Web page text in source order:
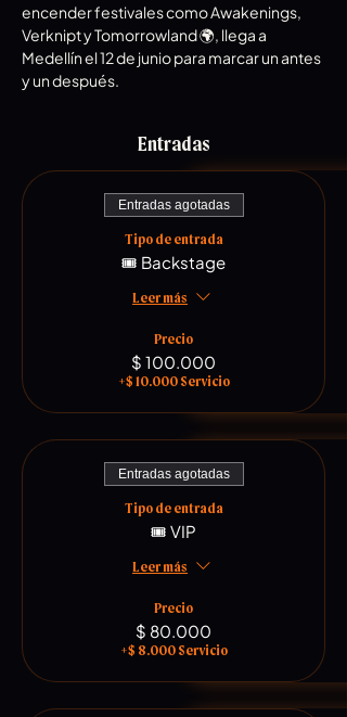
encender festivales como Awakenings,
Verknipt y Tomorrowland 🌍, llega a
Medellín el 12 de junio para marcar un antes
y un después.
Entradas
Entradas agotadas
Tipo de entrada
🎟️ Backstage
Leer más
Precio
$ 100.000
+$ 10.000 Servicio
Entradas agotadas
Tipo de entrada
🎟️ VIP
Leer más
Precio
$ 80.000
+$ 8.000 Servicio